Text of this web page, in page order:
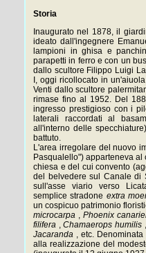
Storia
Inaugurato nel 1878, il
ideato dall'ingegnere
lampioni in ghisa e
parapetti in ferro e con un
dallo scultore Filippo Luigi
I, oggi ricollocato in
Venti dallo scultore
rimase fino al 1952. Del
ingresso prestigioso con i
laterali raccordati al
all'interno delle
battuto.
L'area irregolare del nuovo
Pasqualello") apparteneva
chiesa e del cui convento
del belvedere sul Canale di
sull'asse viario verso
semplice stradone extra
un cospicuo patrimonio
microcarpa , Phoenix
filifera ,Chamaerops humilis
Jacaranda , etc.
alla realizzazione del